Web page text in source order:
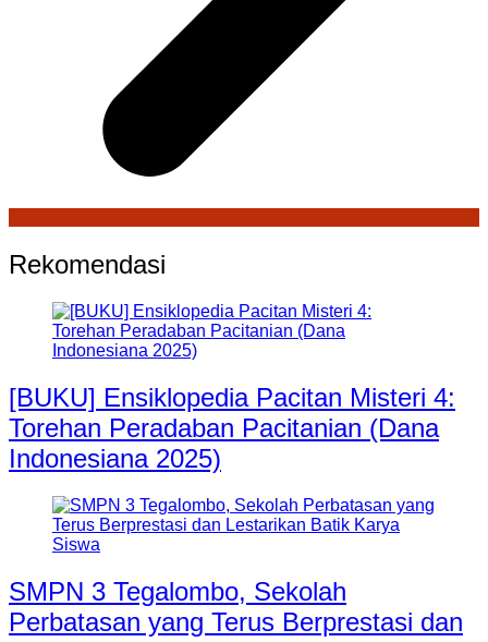
Rekomendasi
[BUKU] Ensiklopedia Pacitan Misteri 4:
Torehan Peradaban Pacitanian (Dana
Indonesiana 2025)
SMPN 3 Tegalombo, Sekolah
Perbatasan yang Terus Berprestasi dan